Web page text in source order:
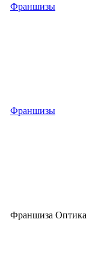
Франшизы
Франшизы
Франшиза Оптика